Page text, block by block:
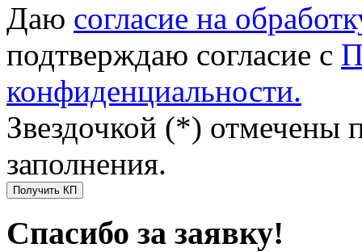
Даю согласие на
подтверждаю согласие с
конфиденциальности.
Звездочкой (*) отмечены
заполнения.
Получить КП
Спасибо за заявку!